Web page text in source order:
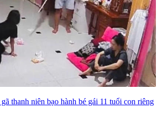
thanh niên bạo hành bé gái 11 tuổi con riêng